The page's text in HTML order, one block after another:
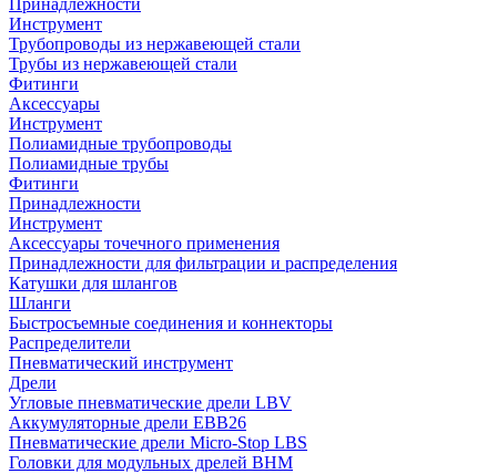
Принадлежности
Инструмент
Трубопроводы из нержавеющей стали
Трубы из нержавеющей стали
Фитинги
Аксессуары
Инструмент
Полиамидные трубопроводы
Полиамидные трубы
Фитинги
Принадлежности
Инструмент
Аксессуары точечного применения
Принадлежности для фильтрации и распределения
Катушки для шлангов
Шланги
Быстросъемные соединения и коннекторы
Распределители
Пневматический инструмент
Дрели
Угловые пневматические дрели LBV
Аккумуляторные дрели EBB26
Пневматические дрели Micro-Stop LBS
Головки для модульных дрелей BHM